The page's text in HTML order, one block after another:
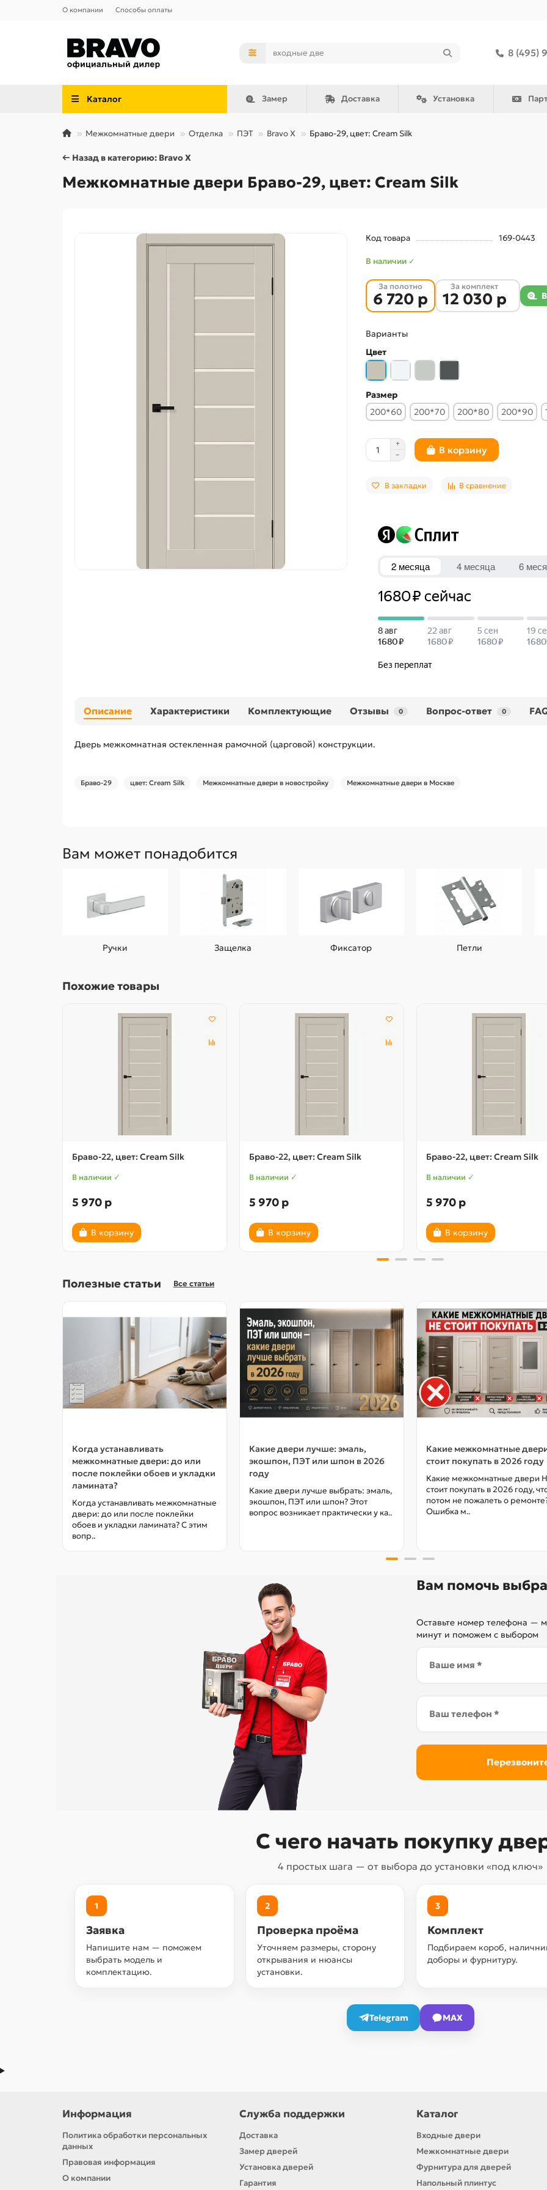
О компании Способы оплаты
8 (495)
Каталог Замер Доставка Установка
Межкомнатные двери Отделка ПЭТ Bravo X Браво-29, цвет: Cream Silk
← Назад в категорию: Bravo X
Межкомнатные двери Браво-29, цвет: Cream Silk
Код товара 169-0443
В наличии ✓
За полотно
6 720 р
За комплект
12 030 р
Варианты
Цвет
Размер
200*60
200*70 200*80 200*90
В корзину
В закладки В сравнение
Описание Характеристики Комплектующие Отзывы 0 Вопрос-ответ 0
Дверь межкомнатная остекленная рамочной (царговой) конструкции.
Браво-29 цвет: Cream Silk Межкомнатные двери в новостройку Межкомнатные двери в Москве
Вам может понадобится
Ручки Защелка Фиксатор Петли
Похожие товары
Браво-22, цвет: Cream Silk
В наличии ✓
5 970 р
В корзину
Браво-22, цвет: Cream Silk
В наличии ✓
5 970 р
В корзину
Браво-22, цвет: Cream Silk
В наличии ✓
5 970 р
В корзину
Полезные статьи Все статьи
Когда устанавливать
межкомнатные двери: до или
после поклейки обоев и укладки
ламината?
Когда устанавливать межкомнатные
двери: до или после поклейки
обоев и укладки ламината? С этим
вопр..
Какие двери лучше: эмаль,
экошпон, ПЭТ или шпон в 2026
году
Какие двери лучше выбрать: эмаль,
экошпон, ПЭТ или шпон? Этот
вопрос возникает практически у ка..
Какие межкомнатные
стоит покупать в 2026 году
Какие межкомнатные двери
стоит покупать в 2026 году,
потом не пожалеть о
Ошибка м..
Вам помочь
Оставьте номер телефона —
минут и поможем с выбором
С чего начать покупку
4 простых шага — от выбора до установки «под ключ»
1
Заявка
Напишите нам — поможем
выбрать модель и
комплектацию.
2
Проверка проёма
Уточняем размеры, сторону
открывания и нюансы
установки.
3
Комплект
Подбираем короб,
доборы и фурнитуру.
Telegram MAX
Информация
Политика обработки персональных
данных
Правовая информация
О компании
Служба поддержки
Доставка
Замер дверей
Установка дверей
Гарантия
Каталог
Входные двери
Межкомнатные двери
Фурнитура для дверей
Напольный плинтус